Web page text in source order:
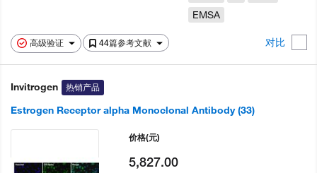
高级验证 44篇参考文献 对比
EMSA
Invitrogen 热销产品
Estrogen Receptor alpha Monoclonal Antibody (33)
价格(元)
5,827.00